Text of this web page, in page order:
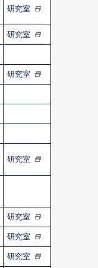
研究室
研究室
研究室
研究室
研究室
研究室
研究室